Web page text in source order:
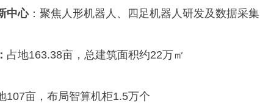
中心：聚焦人形机器人、四足机器人研发及数据采集
： 占地163.38亩，总建筑面积约22万㎡
107亩，布局智算机柜1.5万个